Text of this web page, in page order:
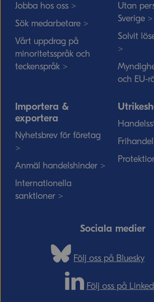
Jobba hos oss >
Sök medarbetare >
Vårt uppdrag på
minoritetsspråk och
teckenspråk >
Utan
Sverige >
Solvit
>
och EU-
Importera &
exportera
Nyhetsbrev för företag
>
Anmäl handelshinder >
Internationella
sanktioner >
Sociala medier
Följ oss på Bluesky
Följ oss på